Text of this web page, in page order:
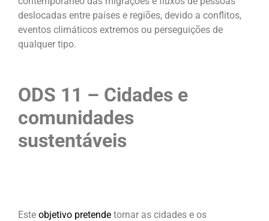
deslocadas entre países e regiões, devido a conflitos,
eventos climáticos extremos ou perseguições de
qualquer tipo.
ODS 11 – Cidades e
comunidades
sustentáveis
Este objetivo pretende tornar as cidades e os